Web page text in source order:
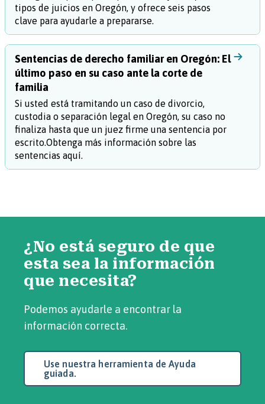
tipos de juicios en Oregón, y ofrece seis pasos
clave para ayudarle a prepararse.
Sentencias de derecho familiar en Oregón: El
último paso en su caso ante la corte de
familia
Si usted está tramitando un caso de divorcio,
custodia o separación legal en Oregón, su caso no
finaliza hasta que un juez firme una sentencia por
escrito.Obtenga más información sobre las
sentencias aquí.
¿No está seguro de que
esta sea la información
que necesita?
Podemos ayudarle a encontrar la
información correcta.
Use nuestra herramienta de Ayuda
guiada.